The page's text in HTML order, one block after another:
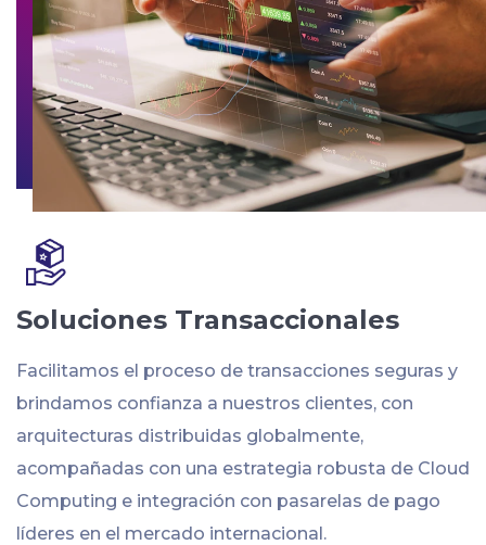
Soluciones Transaccionales
Facilitamos el proceso de transacciones seguras y
brindamos confianza a nuestros clientes, con
arquitecturas distribuidas globalmente,
acompañadas con una estrategia robusta de Cloud
Computing e integración con pasarelas de pago
líderes en el mercado internacional.